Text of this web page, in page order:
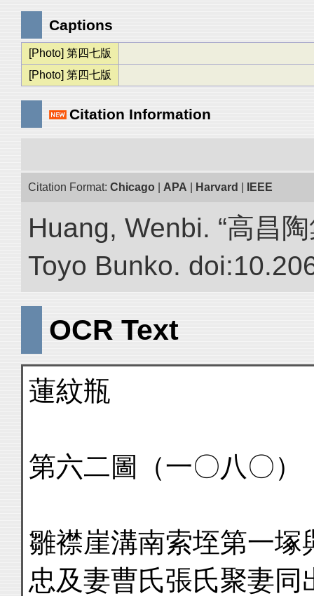
Captions
[Photo] 第四七版
[Photo] 第四七版
Citation Information
Citation Format: Chicago APA Harvard IEEE
Huang, Wenbi. “高昌
Toyo Bunko.
OCR Text
蓮紋瓶
第六二圖（一〇八〇）
雛襟崖溝南索垤第一塚
忠及妻曹氏張氏聚妻同